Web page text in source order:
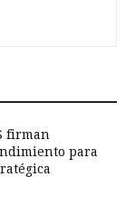
firman
para